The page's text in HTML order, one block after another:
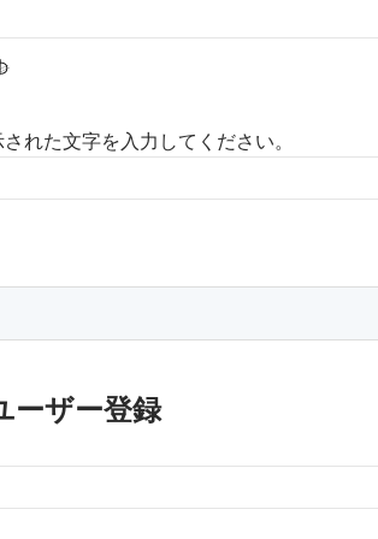
された文字を入力してください。
ーザー登録